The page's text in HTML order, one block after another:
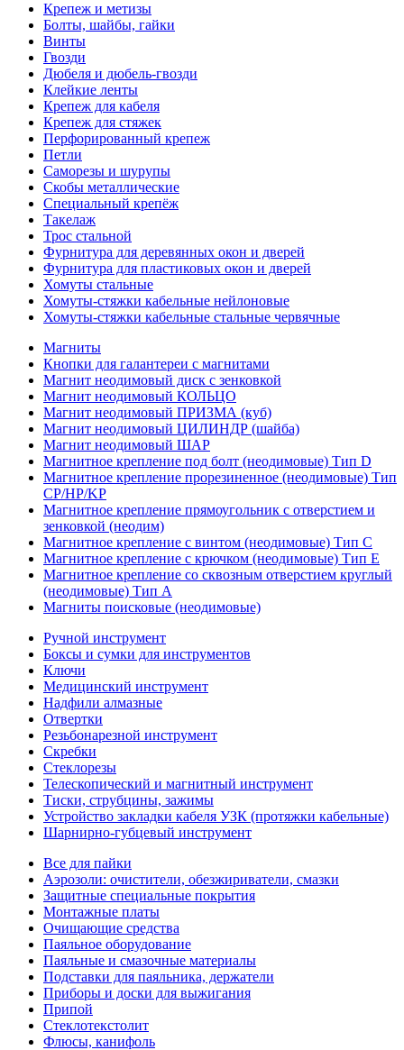
Крепеж и метизы
Болты, шайбы, гайки
Винты
Гвозди
Дюбеля и дюбель-гвозди
Клейкие ленты
Крепеж для кабеля
Крепеж для стяжек
Перфорированный крепеж
Петли
Саморезы и шурупы
Скобы металлические
Специальный крепёж
Такелаж
Трос стальной
Фурнитура для деревянных окон и дверей
Фурнитура для пластиковых окон и дверей
Хомуты стальные
Хомуты-стяжки кабельные нейлоновые
Хомуты-стяжки кабельные стальные червячные
Магниты
Кнопки для галантереи с магнитами
Магнит неодимовый диск с зенковкой
Магнит неодимовый КОЛЬЦО
Магнит неодимовый ПРИЗМА (куб)
Магнит неодимовый ЦИЛИНДР (шайба)
Магнит неодимовый ШАР
Магнитное крепление под болт (неодимовые) Тип D
Магнитное крепление прорезиненное (неодимовые) Тип
CP/HP/KP
Магнитное крепление прямоугольник с отверстием и
зенковкой (неодим)
Магнитное крепление с винтом (неодимовые) Тип С
Магнитное крепление с крючком (неодимовые) Тип Е
Магнитное крепление со сквозным отверстием круглый
(неодимовые) Тип А
Магниты поисковые (неодимовые)
Ручной инструмент
Боксы и сумки для инструментов
Ключи
Медицинский инструмент
Надфили алмазные
Отвертки
Резьбонарезной инструмент
Скребки
Стеклорезы
Телескопический и магнитный инструмент
Тиски, струбцины, зажимы
Устройство закладки кабеля УЗК (протяжки кабельные)
Шарнирно-губцевый инструмент
Все для пайки
Аэрозоли: очистители, обезжириватели, смазки
Защитные специальные покрытия
Монтажные платы
Очищающие средства
Паяльное оборудование
Паяльные и смазочные материалы
Подставки для паяльника, держатели
Приборы и доски для выжигания
Припой
Стеклотекстолит
Флюсы, канифоль